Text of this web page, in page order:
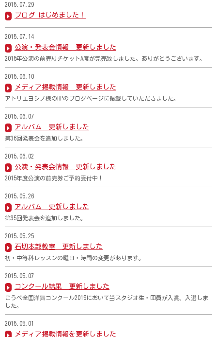
2015.07.29
ブログ はじめました！
2015.07.14
公演・発表会情報 更新しました
2015年公演の前売りチケットA席が完売致しました。ありがとうございます。
2015.06.10
メディア掲載情報 更新しました
アトリエヨシノ様のHPのブログページに掲載していただきました。
2015.06.07
アルバム 更新しました
第36回発表会を追加しました。
2015.06.02
公演・発表会情報 更新しました
2015年度公演の前売券ご予約受付中！
2015.05.26
アルバム 更新しました
第35回発表会を追加しました。
2015.05.25
石切本部教室 更新しました
初・中等科レッスンの曜日・時間の変更があります。
2015.05.07
コンクール結果 更新しました
こうべ全国洋舞コンクール2015において当スタジオ生・団員が入賞、入選しま
した。
2015.05.01
メディア掲載情報を更新しました